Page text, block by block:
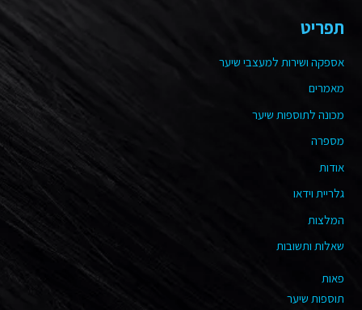
תפריט
אספקה ושירות למעצבי שיער
מאמרים
מכונה לתוספות שיער
מספרה
אודות
גלריית וידאו
המלצות
שאלות ותשובות
פאות
תוספות שיער